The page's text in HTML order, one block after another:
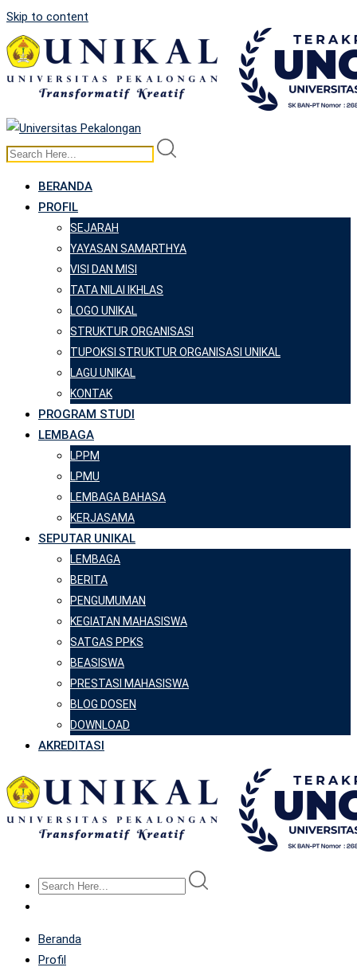
Skip to content
BERANDA
PROFIL
SEJARAH
YAYASAN SAMARTHYA
VISI DAN MISI
TATA NILAI IKHLAS
LOGO UNIKAL
STRUKTUR ORGANISASI
TUPOKSI STRUKTUR ORGANISASI UNIKAL
LAGU UNIKAL
KONTAK
PROGRAM STUDI
LEMBAGA
LPPM
LPMU
LEMBAGA BAHASA
KERJASAMA
SEPUTAR UNIKAL
LEMBAGA
BERITA
PENGUMUMAN
KEGIATAN MAHASISWA
SATGAS PPKS
BEASISWA
PRESTASI MAHASISWA
BLOG DOSEN
DOWNLOAD
AKREDITASI
Beranda
Profil